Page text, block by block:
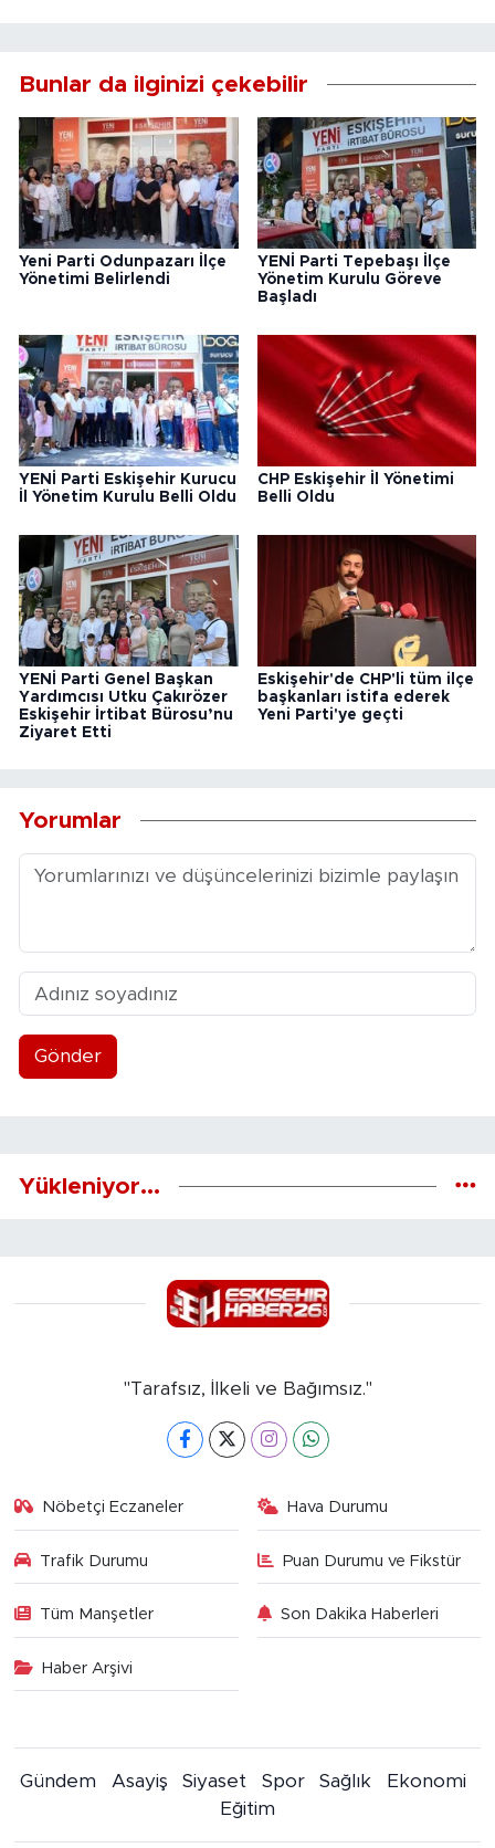
Bunlar da ilginizi çekebilir
Yeni Parti Odunpazarı İlçe
Yönetimi Belirlendi
YENİ Parti Tepebaşı İlçe
Yönetim Kurulu Göreve
Başladı
YENİ Parti Eskişehir Kurucu
İl Yönetim Kurulu Belli Oldu
CHP Eskişehir İl Yönetimi
Belli Oldu
YENİ Parti Genel Başkan
Yardımcısı Utku Çakırözer
Eskişehir İrtibat Bürosu’nu
Ziyaret Etti
Eskişehir'de CHP'li tüm ilçe
başkanları istifa ederek
Yeni Parti'ye geçti
Yorumlar
Gönder
Yükleniyor...
"Tarafsız, İlkeli ve Bağımsız."
Nöbetçi Eczaneler Hava Durumu
Trafik Durumu Puan Durumu ve Fikstür
Tüm Manşetler Son Dakika Haberleri
Haber Arşivi
Gündem Asayiş Siyaset Spor Sağlık
Ekonomi
Eğitim